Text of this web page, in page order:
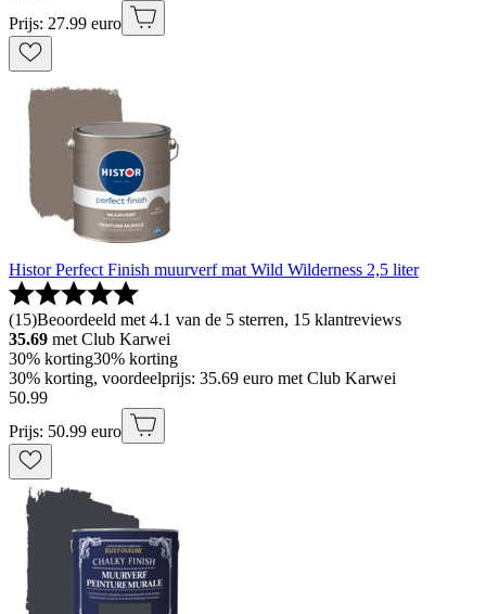
Prijs: 27.99 euro
Histor Perfect Finish muurverf mat Wild Wilderness 2,5 liter
(15)Beoordeeld met 4.1 van de 5 sterren, 15 klantreviews
35.69 met Club Karwei
30% korting30% korting
30% korting, voordeelprijs: 35.69 euro met Club Karwei
50.99
Prijs: 50.99 euro